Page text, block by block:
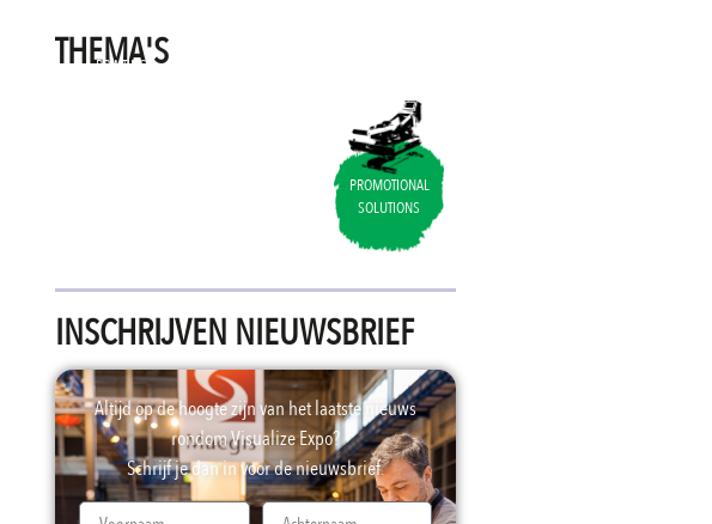
THEMA'S
PRINTING
PROMOTIONAL
SOLUTIONS
INSCHRIJVEN NIEUWSBRIEF
Altijd op de hoogte zijn van het laatste nieuws
rondom Visualize Expo?
Schrijf je dan in voor de nieuwsbrief.